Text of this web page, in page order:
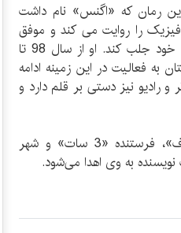
سال 1998 منتشر کرد. این رمان که «اگنس» نام داشت
را روایت می کند و موفق
شد تا هم نظر مخاطبان و هم نظر منتقدان را به سوی خود جلب کند. او از سال 98 تا
به فعالیت در این زمینه ادامه
و رادیو نیز دستی بر قلم دارد و
این تجلیل ادبی از سال 1984 از سوی شبکه «زد.د.اف»، فرستنده «3 سات» و شهر
به وی اهدا می‌شود.